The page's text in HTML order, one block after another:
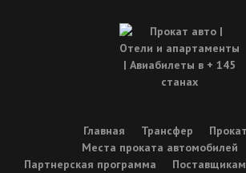
Главная Трансфер
Места проката автомобилей
Партнерская программа
Поставщикам